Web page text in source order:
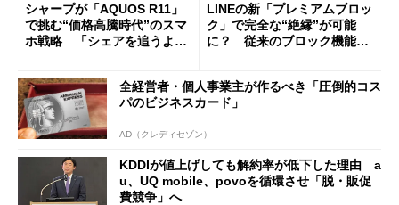
シャープが「AQUOS R11」
で挑む“価格高騰時代”のスマ
ホ戦略 「シェアを追うより
LINEの新「プレミアムブロッ
ク」で完全な“絶縁”が可能
に？ 従来のブロック機能と
全経営者・個人事業主が作るべき「圧倒的コス
パのビジネスカード」
AD（クレディセゾン）
KDDIが値上げしても解約率が低下した理由 a
u、UQ mobile、povoを循環させ「脱・販促
費競争」へ